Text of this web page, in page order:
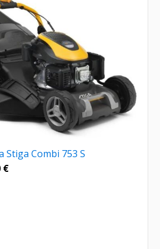
Stiga Combi 753 S
€